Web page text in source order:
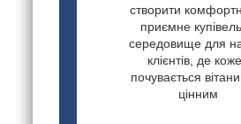
створити
приємне
середовище для
клієнтів, де
почувається
цінним